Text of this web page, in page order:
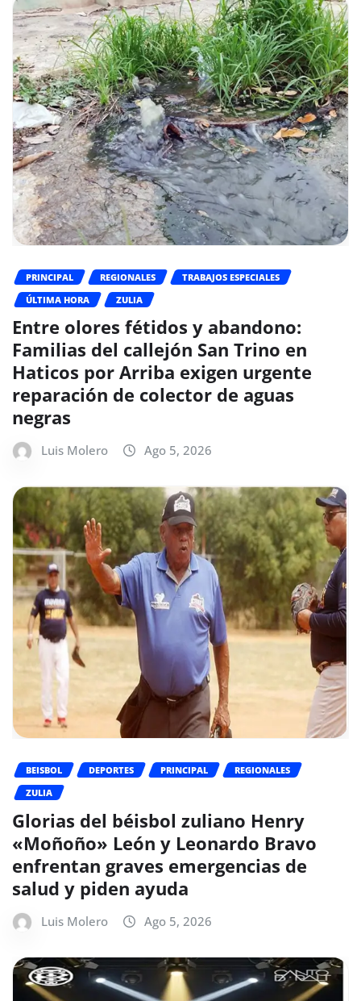
PRINCIPAL REGIONALES
TRABAJOS ESPECIALES
ÚLTIMA HORA
ZULIA
Entre olores fétidos y abandono:
Familias del callejón San Trino en
Haticos por Arriba exigen urgente
reparación de colector de aguas
negras
Luis Molero Ago 5, 2026
BEISBOL DEPORTES PRINCIPAL
REGIONALES
ZULIA
Glorias del béisbol zuliano Henry
«Moñoño» León y Leonardo Bravo
enfrentan graves emergencias de
salud y piden ayuda
Luis Molero Ago 5, 2026